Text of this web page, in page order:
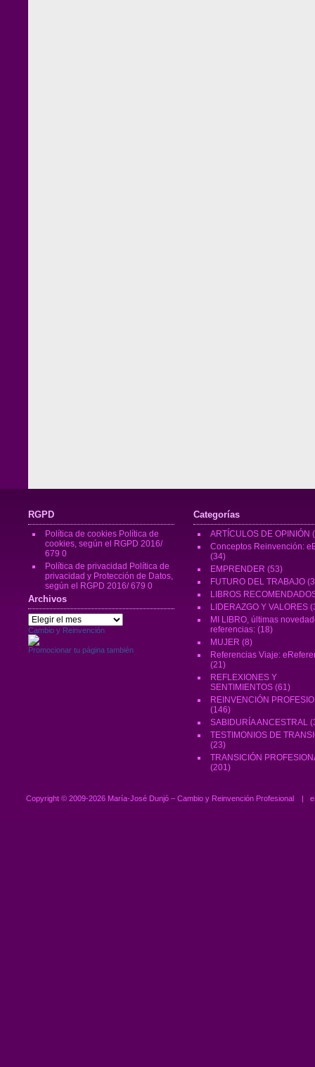
RGPD
Política de cookies Política de
cookies, según el RGPD 2016/
679 0
Política de privacidad Política de
privacidad y Protección de Datos,
según el RGPD 2016/ 679 0
Archivos
Archivos
Cambio y Reinvención
Promocionar tu página también
Categorías
ARTÍCULOS DE OPINIÓN
Conceptos Reinvención:
(34)
EMPRENDER (53)
FUTURO DEL TRABAJO
LIBROS
LIDERAZGO Y VALORES
MI LIBRO, últimas
referencias: (18)
MUJER (8)
Referencias Viaje:
(21)
REFLEXIONES Y
SENTIMIENTOS (61)
REINVENCIÓN
(146)
SABIDURÍA ANCESTRAL
TESTIMONIOS DE
(23)
TRANSICIÓN
(201)
Copyright © 2009-2026 María-José Dunjó – Cambio y Reinvención Profesional |